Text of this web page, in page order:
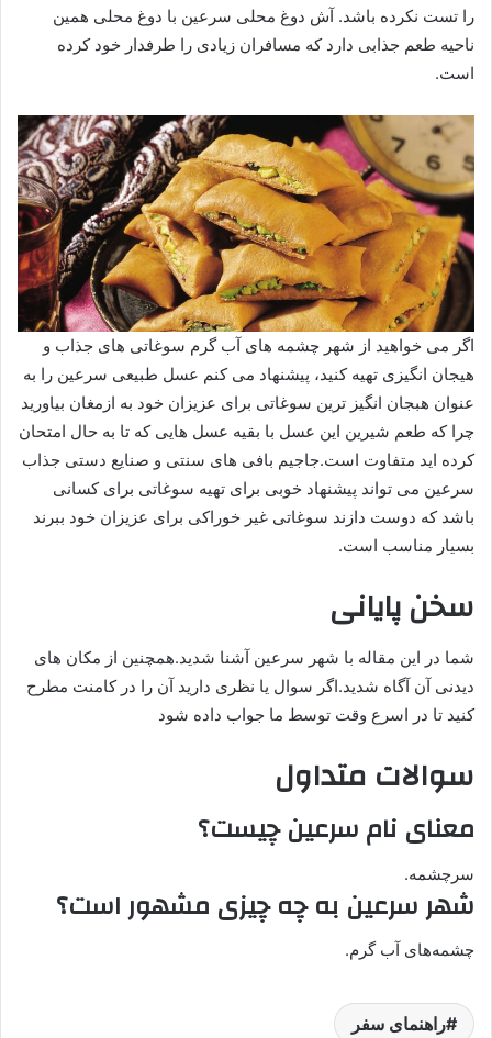
را تست نکرده باشد. آش دوغ محلی سرعین با دوغ محلی همین
ناحیه طعم جذابی دارد که مسافران زیادی را طرفدار خود کرده
است.
اگر می خواهید از شهر چشمه های آب گرم سوغاتی های جذاب و
هیجان انگیزی تهیه کنید، پیشنهاد می کنم عسل طبیعی سرعین را به
عنوان هبجان انگیز ترین سوغاتی برای عزیزان خود به ازمغان بیاورید
چرا که طعم شیرین این عسل با بقیه عسل هایی که تا به حال امتحان
کرده اید متفاوت است.جاجیم بافی های سنتی و صنایع دستی جذاب
سرعین می تواند پیشنهاد خوبی برای تهیه سوغاتی برای کسانی
باشد که دوست دازند سوغاتی غیر خوراکی برای عزیزان خود ببرند
بسیار مناسب است.
سخن پایانی
شما در این مقاله با شهر سرعین آشنا شدید.همچنین از مکان های
دیدنی آن آگاه شدید.اگر سوال یا نظری دارید آن را در کامنت مطرح
کنید تا در اسرع وقت توسط ما جواب داده شود
سوالات متداول
معنای نام سرعین چیست؟
سرچشمه.
شهر سرعین به چه چیزی مشهور است؟
چشمه‌های آب گرم.
راهنمای سفر